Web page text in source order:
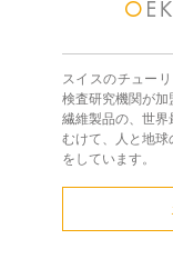
スイスのチュー
検査研究機関が加
繊維製品の、世界
むけて、人と地
をしています。